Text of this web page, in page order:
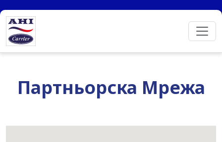
Партньорска Мрежа